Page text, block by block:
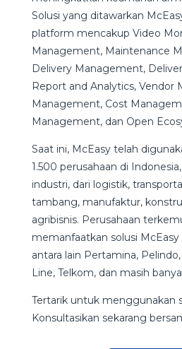
Solusi yang ditawarkan
platform mencakup Video
Management, Maintenance
Delivery Management,
Report and Analytics, Vendor
Management, Cost
Management, dan Open
Saat ini, McEasy telah
1.500 perusahaan di
industri, dari logistik,
tambang, manufaktur,
agribisnis. Perusahaan
memanfaatkan solusi
antara lain Pertamina,
Line, Telkom, dan masih
Tertarik untuk menggunakan
Konsultasikan sekarang